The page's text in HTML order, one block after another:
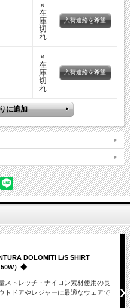
×
在
庫
切
れ
入荷連絡を希望
×
在
庫
切
れ
入荷連絡を希望
DOLOMITI L/S SHIRT
）◆
ストレッチ・ナイロン素材使用の長
トドアやレジャーに最適なウェアで